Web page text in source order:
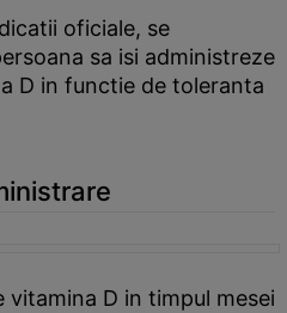
oficiale, se
sa isi administreze
D in functie de toleranta
vitamina D in timpul mesei